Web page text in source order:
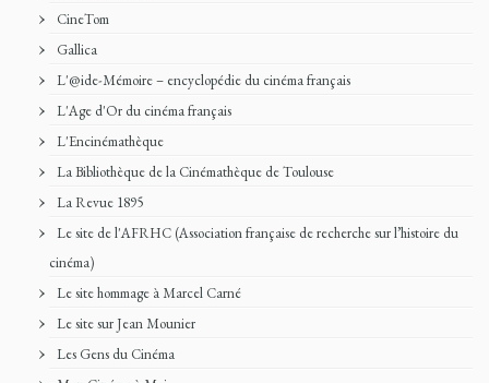
CineTom
Gallica
L'@ide-Mémoire – encyclopédie du cinéma français
L'Age d'Or du cinéma français
L'Encinémathèque
La Bibliothèque de la Cinémathèque de Toulouse
La Revue 1895
Le site de l'AFRHC (Association française de recherche sur l’histoire du
cinéma)
Le site hommage à Marcel Carné
Le site sur Jean Mounier
Les Gens du Cinéma